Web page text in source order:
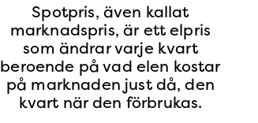
Spotpris, även kallat
marknadspris, är ett elpris
som ändrar varje kvart
beroende på vad elen kostar
på marknaden just då, den
kvart när den förbrukas.